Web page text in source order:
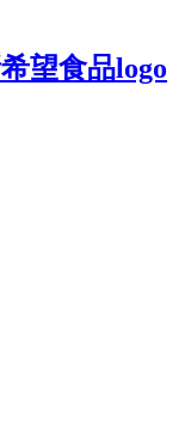
望食品logo